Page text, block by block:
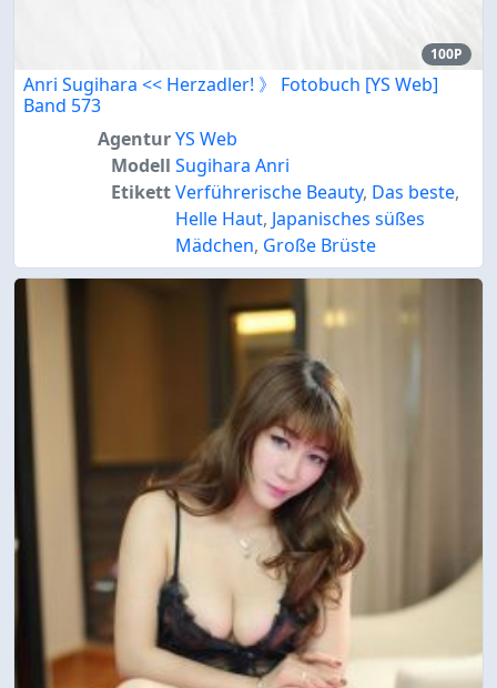
100P
Anri Sugihara << Herzadler! 》 Fotobuch [YS Web]
Band 573
AgenturYS Web
Modell Sugihara Anri
EtikettVerführerische Beauty, Das beste,
Helle Haut, Japanisches süßes
Mädchen, Große Brüste